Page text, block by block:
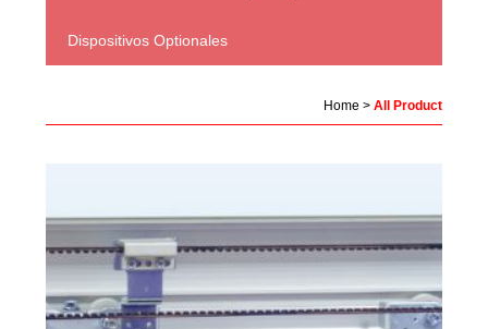
Dispositivos Optionales
Home > All Product